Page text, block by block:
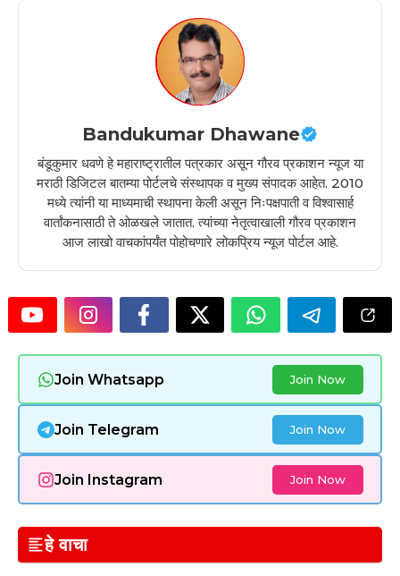
Bandukumar Dhawane
बंडूकुमार धवणे हे महाराष्ट्रातील पत्रकार असून गौरव प्रकाशन न्यूज या
मराठी डिजिटल बातम्या पोर्टलचे संस्थापक व मुख्य संपादक आहेत. 2010
मध्ये त्यांनी या माध्यमाची स्थापना केली असून निःपक्षपाती व विश्वासार्ह
वार्तांकनासाठी ते ओळखले जातात. त्यांच्या नेतृत्वाखाली गौरव प्रकाशन
आज लाखो वाचकांपर्यंत पोहोचणारे लोकप्रिय न्यूज पोर्टल आहे.
Join Whatsapp Join Now
Join Telegram Join Now
Join Instagram Join Now
हे वाचा